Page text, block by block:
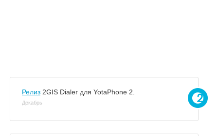
Релиз 2GIS Dialer для YotaPhone 2.
Декабрь